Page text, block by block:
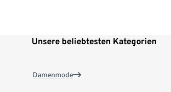
Unsere beliebtesten Kategorien
Damenmode